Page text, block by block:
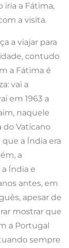
iria a Fátima,
a visita.
a viajar para
contudo
a Fátima é
vai a
em 1963 a
naquele
Vaticano
a Índia era
a
Índia e
antes, em
apesar de
mostrar que
a Portugal
sempre